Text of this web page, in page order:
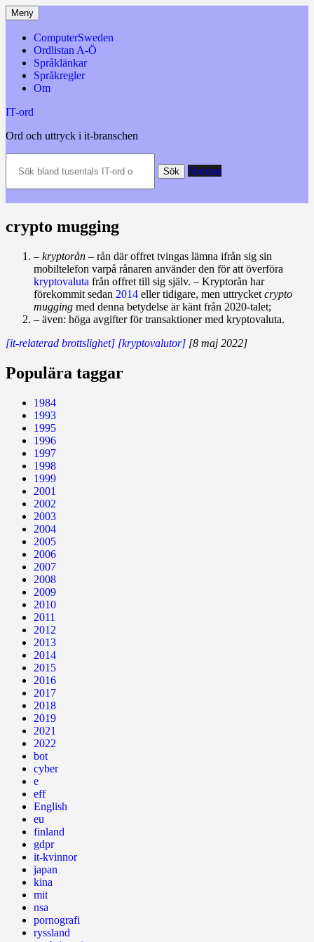
Hoppa
till
innehåll
Meny
ComputerSweden
Ordlistan A-Ö
Språklänkar
Språkregler
Om
IT-ord
Ord och uttryck i it-branschen
bland
och
datatermer
Sök Slumpa
crypto mugging
– kryptorån – rån där offret tvingas lämna ifrån sig sin
mobiltelefon varpå rånaren använder den för att överföra
kryptovaluta från offret till sig själv. – Kryptorån har
förekommit sedan 2014 eller tidigare, men uttrycket crypto
mugging med denna betydelse är känt från 2020‑talet;
– även: höga avgifter för transaktioner med kryptovaluta.
[it-relaterad brottslighet] [kryptovalutor] [8 maj 2022]
Populära taggar
1984
1993
1995
1996
1997
1998
1999
2001
2002
2003
2004
2005
2006
2007
2008
2009
2010
2011
2012
2013
2014
2015
2016
2017
2018
2019
2021
2022
bot
cyber
e
eff
English
eu
finland
gdpr
it-kvinnor
japan
kina
mit
nsa
pornografi
ryssland